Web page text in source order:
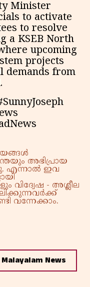
Minister
to activate
to resolve
a KSEB North
upcoming
projects
demands from
അഭിപ്രായ
എന്നാൽ ഇവ
- അശ്ലീല
വന്നേക്കാം.
Malayalam News